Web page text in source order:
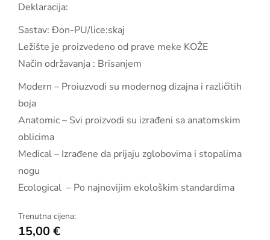
Deklaracija:
Sastav: Đon-PU/lice:skaj
Ležište je proizvedeno od prave meke KOŽE
Način održavanja : Brisanjem
Modern – Proiuzvodi su modernog dizajna i različitih
boja
Anatomic – Svi proizvodi su izrađeni sa anatomskim
oblicima
Medical – Izrađene da prijaju zglobovima i stopalima
nogu
Ecological – Po najnovijim ekološkim standardima
Trenutna cijena:
15,00€